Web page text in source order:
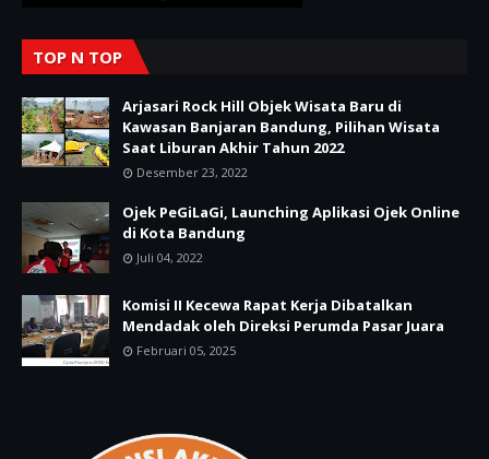
TOP N TOP
Arjasari Rock Hill Objek Wisata Baru di
Kawasan Banjaran Bandung, Pilihan Wisata
Saat Liburan Akhir Tahun 2022
Desember 23, 2022
Ojek PeGiLaGi, Launching Aplikasi Ojek Online
di Kota Bandung
Juli 04, 2022
Komisi II Kecewa Rapat Kerja Dibatalkan
Mendadak oleh Direksi Perumda Pasar Juara
Februari 05, 2025